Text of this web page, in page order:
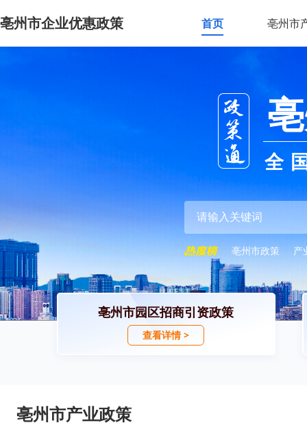
亳州市企业优惠政策 首页 亳州市
全
亳州市政策 产
亳州市园区招商引资政策
查看详情 >
亳州市产业政策